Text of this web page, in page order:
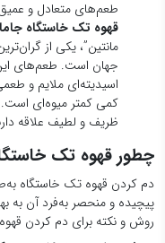
روش فرنچ پرس (French Press):
روش‌ها برای دم کردن
این امکان را می‌دهد
در این روش، با
دقیقه در آب خیسانده
فلزی، عصاره قهوه
کامل با طعم‌های
روش قهوه‌ساز دستی (Pour Over):
استفاده از یک فیلتر
امکان می‌دهد تا
داشته باشید. با این
قهوه تک خاستگاه را
این روش، “V60” است.